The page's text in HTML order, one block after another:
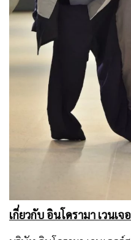
เกี่ยวกับ อินโดรามา เวนเจ